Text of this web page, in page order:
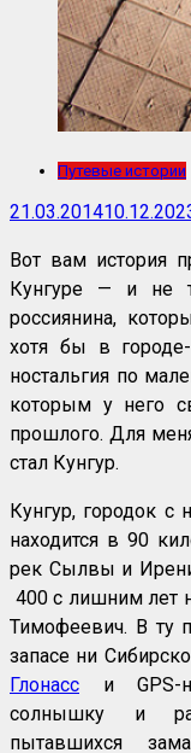
Путевые истории
21.03.2014
Вот вам история
Кунгуре — и не
россиянина,
хотя бы в
ностальгия по
которым у него
прошлого. Для
стал Кунгур.
Кунгур, городок с
находится в 90
рек Сылвы и
400 с лишним лет
Тимофеевич. В ту
запасе ни
Глонасс и GPS-
солнышку и
пытавшихся